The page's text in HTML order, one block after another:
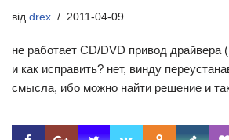
від drex 2011-04-09
не работает CD/DVD привод драйвера
и как исправить? нет, винду
смысла, ибо можно найти решение и